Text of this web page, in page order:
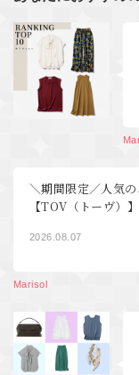
＼期間限定／人気
【TOV（トーヴ）
2026.08.07
Marisol